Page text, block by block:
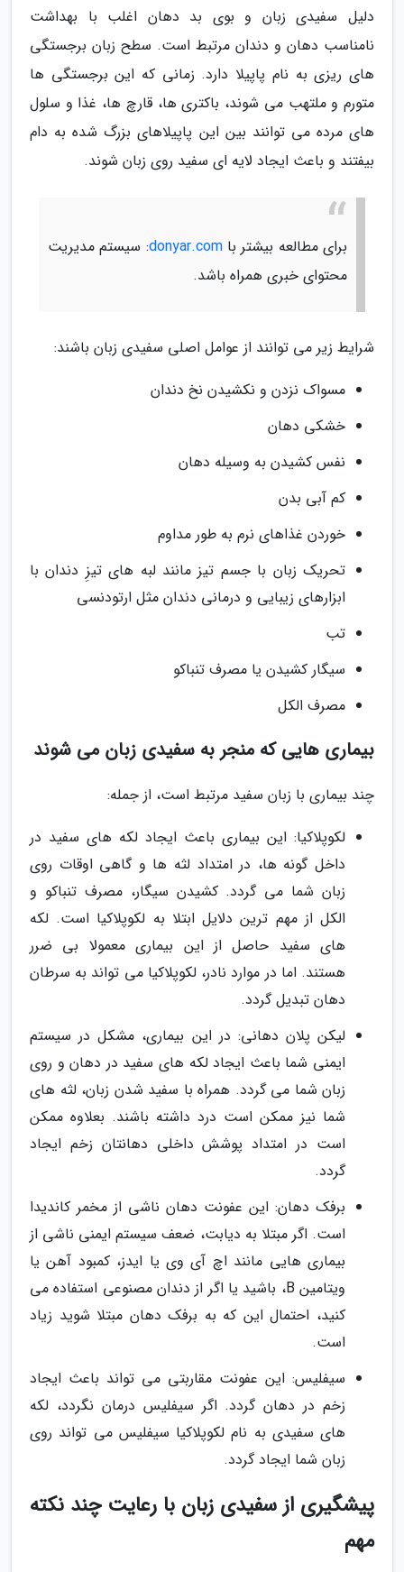
دلیل سفیدی زبان و بوی بد دهان اغلب با بهداشت
نامناسب دهان و دندان مرتبط است. سطح زبان برجستگی
های ریزی به نام پاپیلا دارد. زمانی که این برجستگی ها
متورم و ملتهب می شوند، باکتری ها، قارچ ها، غذا و سلول
های مرده می توانند بین این پاپیلاهای بزرگ شده به دام
بیفتند و باعث ایجاد لایه ای سفید روی زبان شوند.
برای مطالعه بیشتر باdonyar.com: سیستم مدیریت
محتوای خبری همراه باشد.
شرایط زیر می توانند از عوامل اصلی سفیدی زبان باشند:
مسواک نزدن و نکشیدن نخ دندان
خشکی دهان
نفس کشیدن به وسیله دهان
کم آبی بدن
خوردن غذاهای نرم به طور مداوم
تحریک زبان با جسم تیز مانند لبه های تیزِ دندان با
ابزارهای زیبایی و درمانی دندان مثل ارتودنسی
تب
سیگار کشیدن یا مصرف تنباکو
مصرف الکل
بیماری هایی که منجر به سفیدی زبان می شوند
چند بیماری با زبان سفید مرتبط است، از جمله:
لکوپلاکیا: این بیماری باعث ایجاد لکه های سفید در
داخل گونه ها، در امتداد لثه ها و گاهی اوقات روی
زبان شما می گردد. کشیدن سیگار، مصرف تنباکو و
الکل از مهم ترین دلایل ابتلا به لکوپلاکیا است. لکه
های سفید حاصل از این بیماری معمولا بی ضرر
هستند. اما در موارد نادر، لکوپلاکیا می تواند به سرطان
دهان تبدیل گردد.
لیکن پلان دهانی: در این بیماری، مشکل در سیستم
ایمنی شما باعث ایجاد لکه های سفید در دهان و روی
زبان شما می گردد. همراه با سفید شدن زبان، لثه های
شما نیز ممکن است درد داشته باشند. بعلاوه ممکن
است در امتداد پوشش داخلی دهانتان زخم ایجاد
گردد.
برفک دهان: این عفونت دهان ناشی از مخمر کاندیدا
است. اگر مبتلا به دیابت، ضعف سیستم ایمنی ناشی از
بیماری هایی مانند اچ آی وی یا ایدز، کمبود آهن یا
ویتامین B، باشید یا اگر از دندان مصنوعی استفاده می
کنید، احتمال این که به برفک دهان مبتلا شوید زیاد
است.
سیفلیس: این عفونت مقاربتی می تواند باعث ایجاد
زخم در دهان گردد. اگر سیفلیس درمان نگردد، لکه
های سفیدی به نام لکوپلاکیا سیفلیس می تواند روی
زبان شما ایجاد گردد.
پیشگیری از سفیدی زبان با رعایت چند نکته
مهم